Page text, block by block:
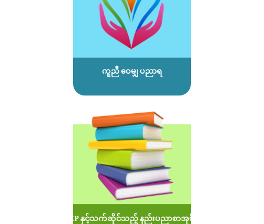
ကူညီ ဝေမျှ ပညာရ
MOEP နှင့်သက်ဆိုင်သည့် နည်းပညာစာအုပ်များ